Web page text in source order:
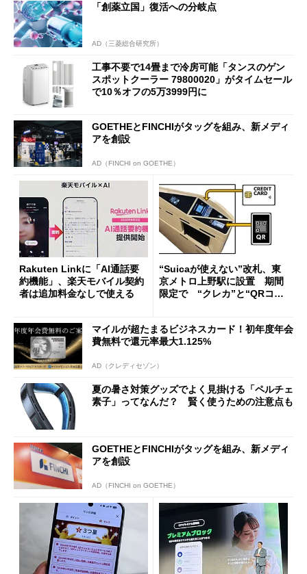
「創薬立国」復活への分岐点
AD（三菱総合研究所）
工事不要で14畳まで冷房可能「タンスのゲン
スポットクーラー 79800020」がタイムセール
で10％オフの5万3999円に
GOETHEとFINCHIがタッグを組み、新メディ
アを創設
AD（FINCHI on GOETHE）
Rakuten Linkに「AI通話要
約機能」、楽天モバイル契約
者は追加料金なしで使える
“Suicaが使えない”改札、東
京メトロ上野駅に設置 期間
限定で “クレカ”と“QRコー
マイルが超たまるビジネスカード！初年度年会
費無料で還元率最大1.125%
AD（クレディセゾン）
夏の暑さ対策グッズでよく見掛ける「ペルチェ
素子」ってなんだ？ 賢く使うための注意点も
GOETHEとFINCHIがタッグを組み、新メディ
アを創設
AD（FINCHI on GOETHE）